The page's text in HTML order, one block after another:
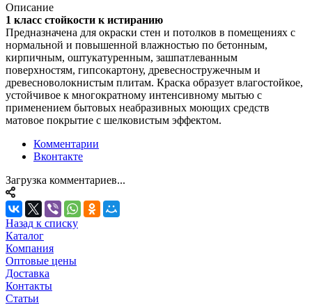
Описание
1 класс стойкости к истиранию
Предназначена для окраски стен и потолков в помещениях с
нормальной и повышенной влажностью по бетонным,
кирпичным, оштукатуренным, зашпатлеванным
поверхностям, гипсокартону, древесностружечным и
древесноволокнистым плитам. Краска образует влагостойкое,
устойчивое к многократному интенсивному мытью с
применением бытовых неабразивных моющих средств
матовое покрытие с шелковистым эффектом.
Комментарии
Вконтакте
Загрузка комментариев...
Назад к списку
Каталог
Компания
Оптовые цены
Доставка
Контакты
Статьи